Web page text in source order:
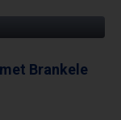
Brankele